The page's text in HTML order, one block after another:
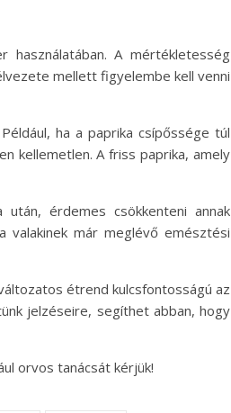
A mértékletesség
mellett figyelembe kell venni
ha a paprika csípőssége túl
kellemetlen. A friss paprika, amely
érdemes csökkenteni annak
már meglévő emésztési
étrend kulcsfontosságú az
jelzéseire, segíthet abban, hogy
orvos tanácsát kérjük!